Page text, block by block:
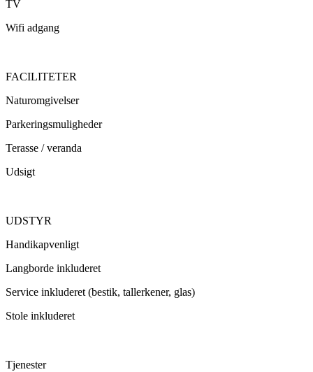
TV
Wifi adgang
FACILITETER
Naturomgivelser
Parkeringsmuligheder
Terasse / veranda
Udsigt
UDSTYR
Handikapvenligt
Langborde inkluderet
Service inkluderet (bestik, tallerkener, glas)
Stole inkluderet
Tjenester